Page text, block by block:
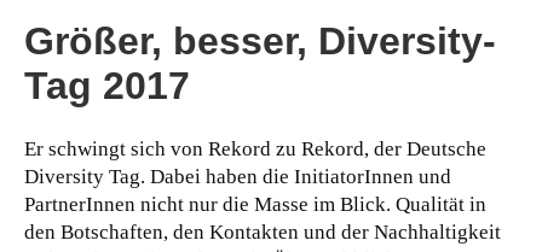
Größer, besser, Diversity-
Tag 2017
Er schwingt sich von Rekord zu Rekord, der Deutsche
Diversity Tag. Dabei haben die InitiatorInnen und
PartnerInnen nicht nur die Masse im Blick. Qualität in
den Botschaften, den Kontakten und der Nachhaltigkeit